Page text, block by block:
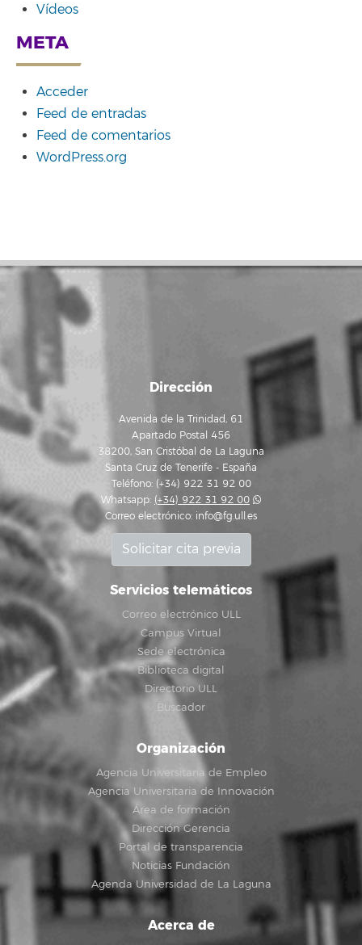
Vídeos
META
Acceder
Feed de entradas
Feed de comentarios
WordPress.org
Dirección
Avenida de la Trinidad, 61
Apartado Postal 456
38200, San Cristóbal de La Laguna
Santa Cruz de Tenerife - España
Teléfono: (+34) 922 31 92 00
Whatsapp: (+34) 922 31 92 00
Correo electrónico: info@fg.ull.es
Solicitar cita previa
Servicios telemáticos
Correo electrónico ULL
Campus Virtual
Sede electrónica
Biblioteca digital
Directorio ULL
Buscador
Organización
Agencia Universitaria de Empleo
Agencia Universitaria de Innovación
Área de formación
Dirección Gerencia
Portal de transparencia
Noticias Fundación
Agenda Universidad de La Laguna
Acerca de